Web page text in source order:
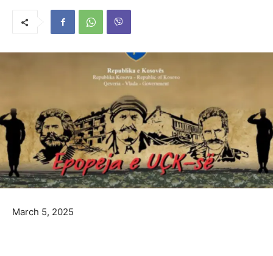
March 5, 2025